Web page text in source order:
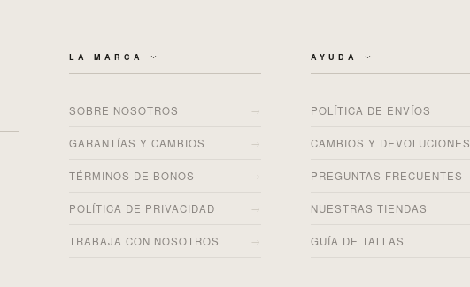
LA MARCA
SOBRE NOSOTROS →
GARANTÍAS Y CAMBIOS →
TÉRMINOS DE BONOS →
POLÍTICA DE PRIVACIDAD →
TRABAJA CON NOSOTROS →
AYUDA
POLÍTICA DE ENVÍOS
CAMBIOS Y DEVOLUCIONES
PREGUNTAS FRECUENTES
NUESTRAS TIENDAS
GUÍA DE TALLAS